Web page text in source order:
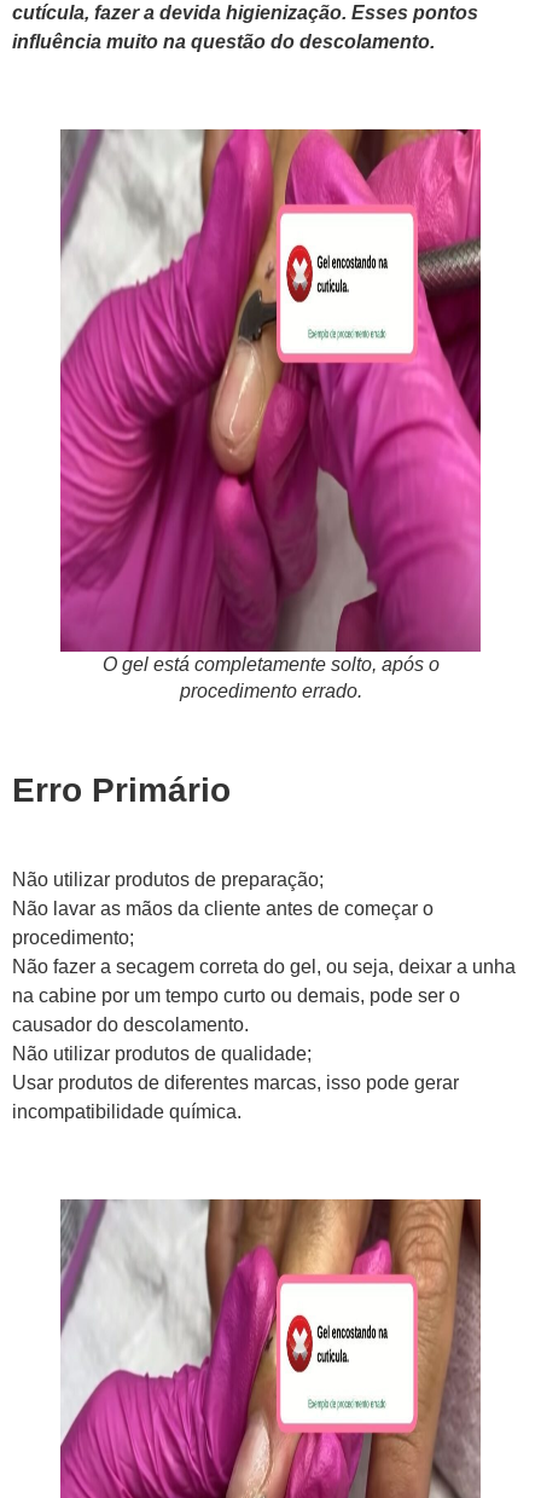
cutícula, fazer a devida higienização. Esses pontos
influência muito na questão do descolamento.
O gel está completamente solto, após o
procedimento errado.
Erro Primário
Não utilizar produtos de preparação;
Não lavar as mãos da cliente antes de começar o
procedimento;
Não fazer a secagem correta do gel, ou seja, deixar a unha
na cabine por um tempo curto ou demais, pode ser o
causador do descolamento.
Não utilizar produtos de qualidade;
Usar produtos de diferentes marcas, isso pode gerar
incompatibilidade química.